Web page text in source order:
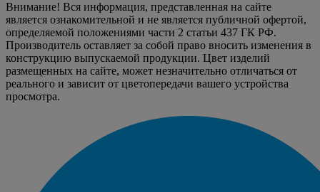
Внимание! Вся информация, представленная на сайте
является ознакомительной и не является публичной офертой,
определяемой положениями части 2 статьи 437 ГК РФ.
Производитель оставляет за собой право вносить изменения в
конструкцию выпускаемой продукции. Цвет изделий
размещенных на сайте, может незначительно отличаться от
реального и зависит от цветопередачи вашего устройства
просмотра.